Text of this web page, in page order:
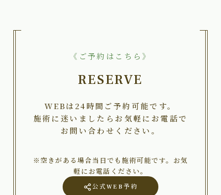
《ご予約はこちら》
RESERVE
WEBは24時間ご予約可能です。
施術に迷いましたらお気軽にお電話で
お問い合わせください。
※空きがある場合当日でも施術可能です。お気
軽にお電話ください。
公式WEB予約